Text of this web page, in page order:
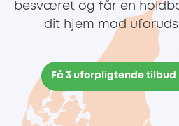
besværet og får en
dit hjem mod
Få 3 uforpligtende